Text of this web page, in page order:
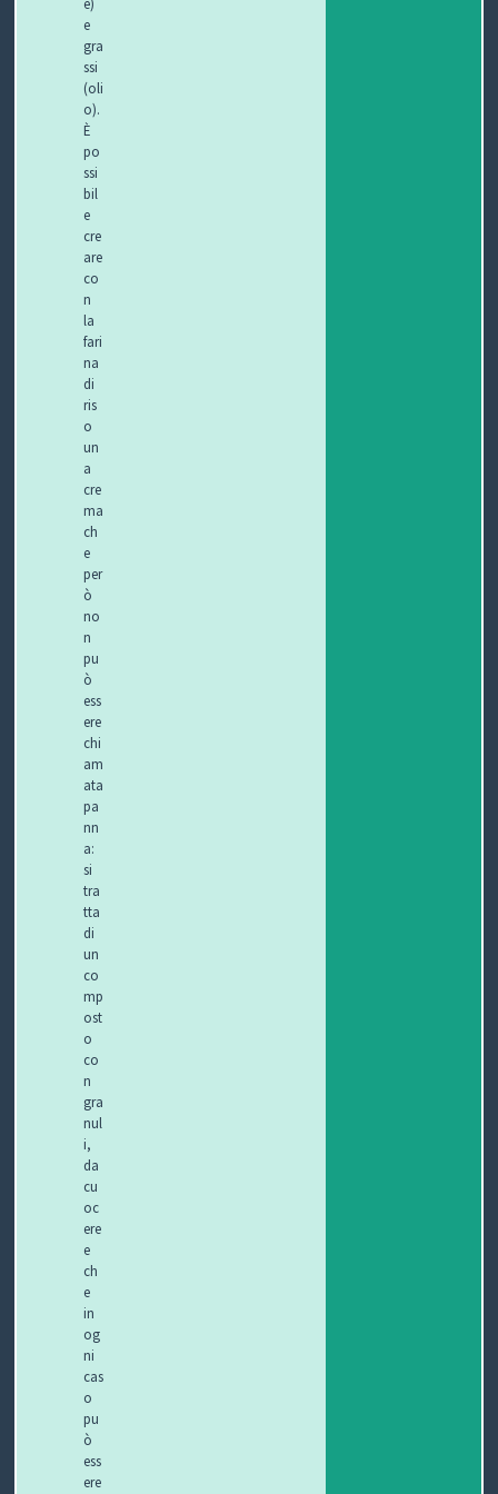
e
gra
ssi
(oli
o).
È
po
ssi
bil
e
cre
are
co
n
la
fari
na
di
ris
o
un
a
cre
ma
ch
e
per
ò
no
n
pu
ò
ess
ere
chi
am
ata
pa
nn
a:
si
tra
tta
di
un
co
mp
ost
o
co
n
gra
nul
i,
da
cu
oc
ere
e
ch
e
in
og
ni
cas
o
pu
ò
ess
ere